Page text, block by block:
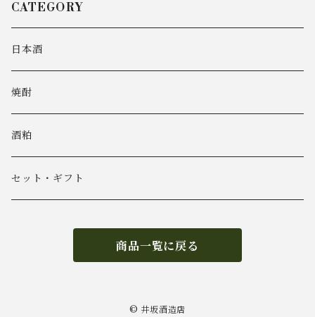
CATEGORY
日本酒
焼酎
酒粕
セット・ギフト
商品一覧に戻る
© 井坂酒造店